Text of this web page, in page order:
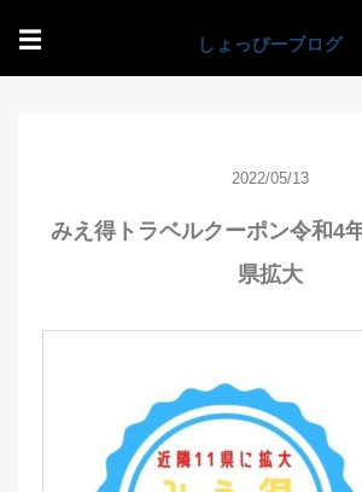
☰
2022/05/13
みえ得トラベルクーポン令和4
県拡大